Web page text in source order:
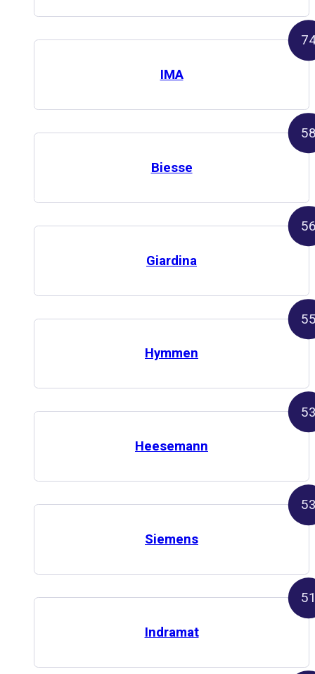
IMA
Biesse
Giardina
Hymmen
Heesemann
Siemens
Indramat